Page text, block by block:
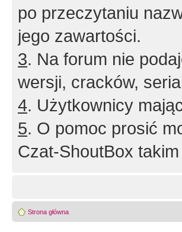
po przeczytaniu
jego zawartości.
3. Na forum nie
wersji, cracków,
4. Użytkownicy
5. O pomoc prosić
Czat-ShoutBox
Strona główna